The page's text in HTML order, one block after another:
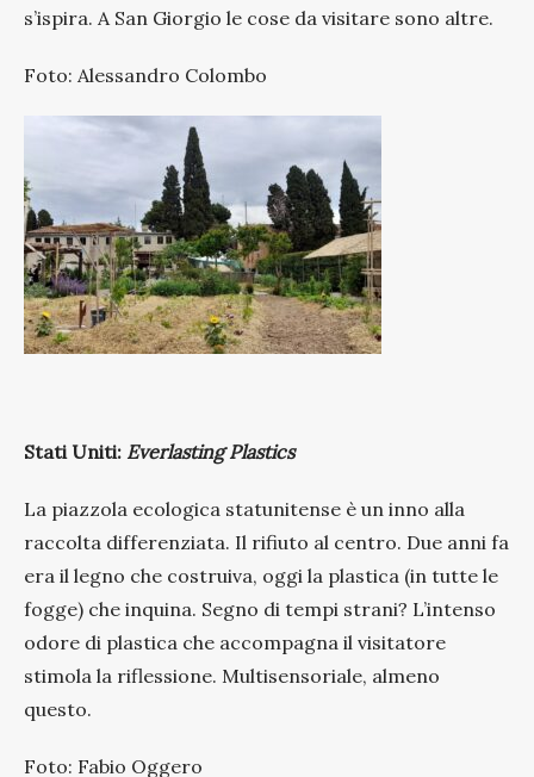
s’ispira. A San Giorgio le cose da visitare sono altre.
Foto: Alessandro Colombo
Stati Uniti: Everlasting Plastics
La piazzola ecologica statunitense è un inno alla
raccolta differenziata. Il rifiuto al centro. Due anni fa
era il legno che costruiva, oggi la plastica (in tutte le
fogge) che inquina. Segno di tempi strani? L’intenso
odore di plastica che accompagna il visitatore
stimola la riflessione. Multisensoriale, almeno
questo.
Foto: Fabio Oggero